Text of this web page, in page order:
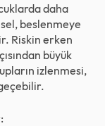
daha
beslenmeye
Riskin erken
büyük
izlenmesi,